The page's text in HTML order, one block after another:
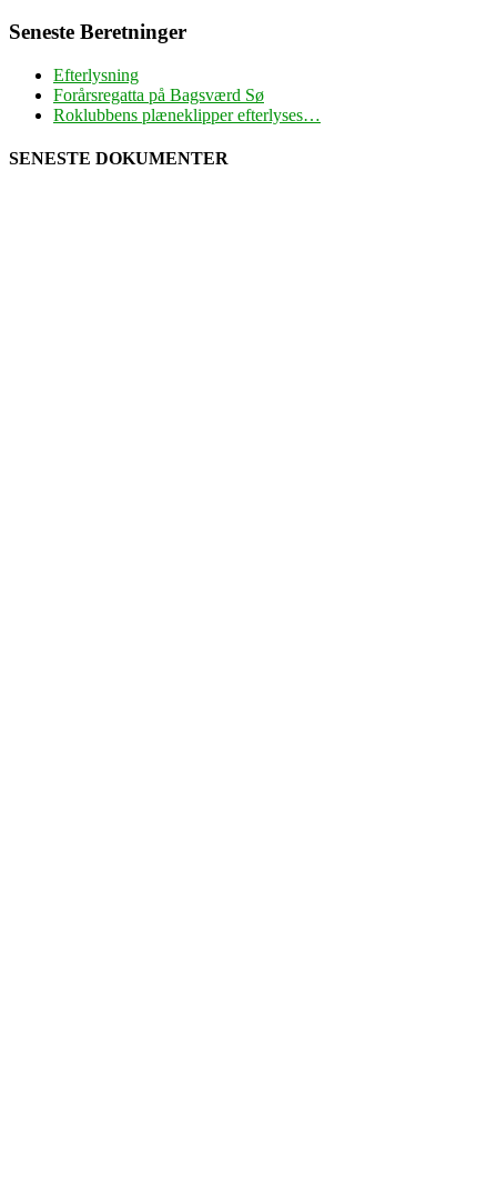
Seneste Beretninger
Efterlysning
Forårsregatta på Bagsværd Sø
Roklubbens plæneklipper efterlyses…
SENESTE DOKUMENTER